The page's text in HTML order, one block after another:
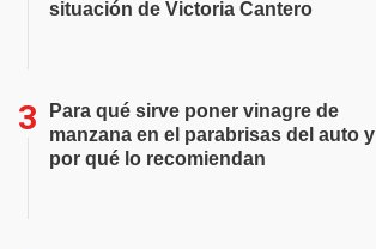
situación de Victoria Cantero
Para qué sirve poner vinagre de
manzana en el parabrisas del auto y
por qué lo recomiendan